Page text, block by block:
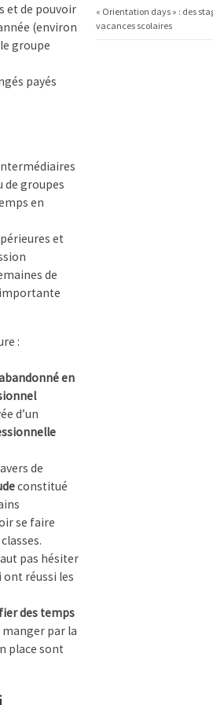
et de pouvoir
(environ
groupe
payés
de groupes
en
et
de
importante
:
en
d’un
de
constitué
se faire
pas hésiter
réussi les
des temps
par la
place sont
« Orientation days » : des
vacances scolaires